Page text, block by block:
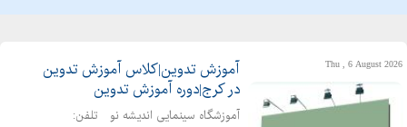
Thu , 6 August 2026
آموزش تدوین|کلاس آموزش تدوین
در کرج|دوره آموزش تدوین
آموزشگاه سینمایی اندیشه نو
تلفن: